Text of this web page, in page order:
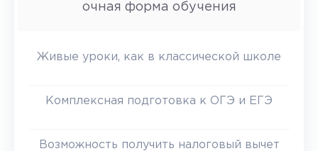
очная форма обучения
Живые уроки, как в классической школе
Комплексная подготовка к ОГЭ и ЕГЭ
Возможность получить налоговый вычет